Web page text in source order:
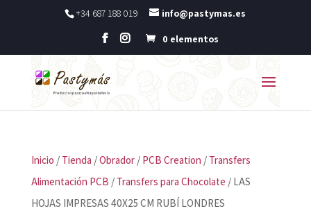
+34 687 188 019 info@pastymas.es
0 elementos
Inicio / Tienda /Obrador/ PCB Creation / Transfers
Alimentación PCB / Transfers para Chocolate / LAS
HOJAS IMPRESAS 40X25 CM RUBÍ LONDRES